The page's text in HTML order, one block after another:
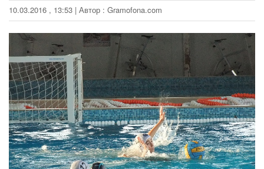
10.03.2016 , 13:53 | Автор : Gramofona.com